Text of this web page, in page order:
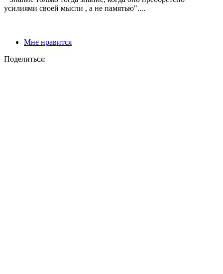
усилиями своей мысли , а не памятью"....
Мне нравится
Поделиться: